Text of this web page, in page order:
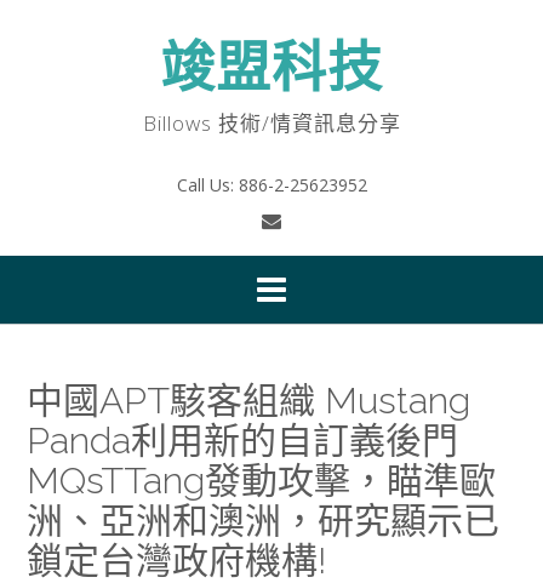
竣盟科技
Billows 技術/情資訊息分享
Call Us: 886-2-25623952
中國APT駭客組織 Mustang
Panda利用新的自訂義後門
MQsTTang發動攻擊，瞄準歐
洲、亞洲和澳洲，研究顯示已
鎖定台灣政府機構!